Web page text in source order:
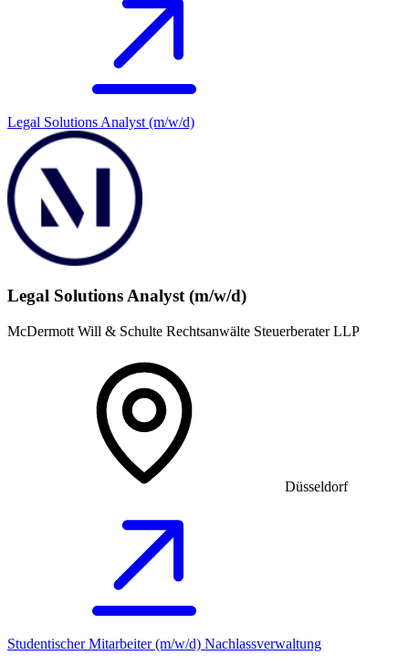
Legal Solutions Analyst (m/w/d)
Legal Solutions Analyst (m/w/d)
McDermott Will & Schulte Rechtsanwälte Steuerberater LLP
Düsseldorf
Studentischer Mitarbeiter (m/w/d) Nachlassverwaltung